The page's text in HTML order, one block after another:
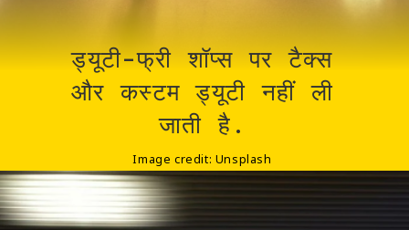
Image credit: Unsplash
ड्यूटी-फ्री शॉप्स पर टैक्स
और कस्टम ड्यूटी नहीं ली
जाती है.